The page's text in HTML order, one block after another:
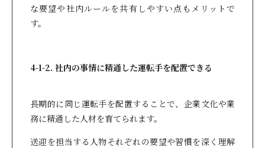
な要望や社内ルールを共有しやすい点もメリットで
す。
4-1-2. 社内の事情に精通した運転手を配置できる
長期的に同じ運転手を配置することで、企業文化や業
務に精通した人材を育てられます。
送迎を担当する人物それぞれの要望や習慣を深く理解